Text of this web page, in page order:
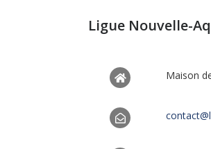
Ligue Nouvelle-
Maison